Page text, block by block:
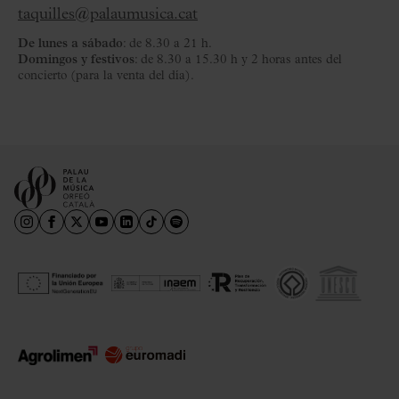
taquilles@palaumusica.cat
De lunes a sábado: de 8.30 a 21 h.
Domingos y festivos: de 8.30 a 15.30 h y 2 horas antes del
concierto (para la venta del día).